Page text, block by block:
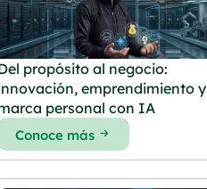
propósito al negocio:
emprendimiento y
personal con IA
Conoce más